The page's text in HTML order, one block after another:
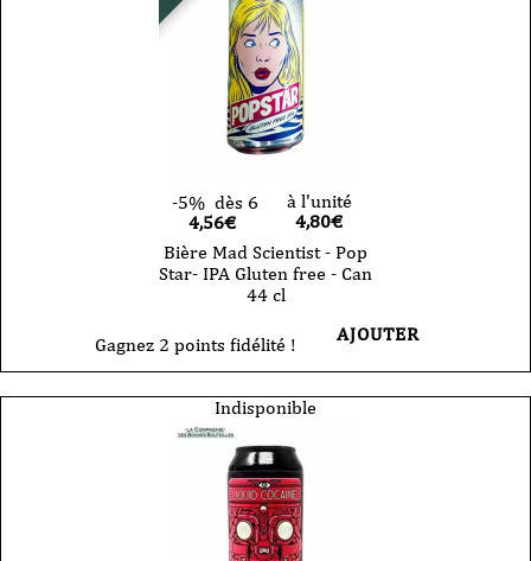
-5% dès 6
4,56€
à l'unité
4,80€
Bière Mad Scientist - Pop
Star- IPA Gluten free - Can
44 cl
Gagnez 2 points fidélité ! AJOUTER
Indisponible